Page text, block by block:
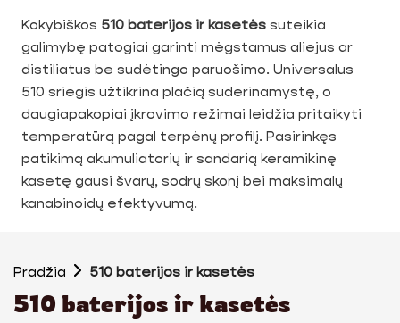
Kokybiškos 510 baterijos ir kasetėssuteikia
galimybę patogiai garinti mėgstamus aliejus ar
distiliatus be sudėtingo paruošimo. Universalus
510 sriegis užtikrina plačią suderinamystę, o
daugiapakopiai įkrovimo režimai leidžia pritaikyti
temperatūrą pagal terpėnų profilį. Pasirinkęs
patikimą akumuliatorių ir sandarią keramikinę
kasetę gausi švarų, sodrų skonį bei maksimalų
kanabinoidų efektyvumą.
Pradžia 510 baterijos ir kasetės
510 baterijos ir kasetės